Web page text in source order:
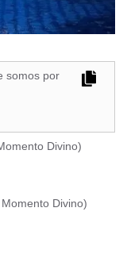
somos por
Divino)
Momento Divino)